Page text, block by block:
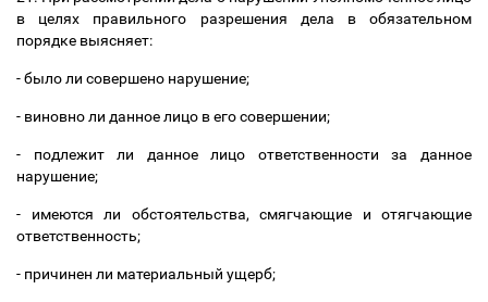
в целях правильного разрешения дела в обязательном
порядке выясняет:
- было ли совершено нарушение;
- виновно ли данное лицо в его совершении;
- подлежит ли данное лицо ответственности за данное
нарушение;
- имеются ли обстоятельства, смягчающие и отягчающие
ответственность;
- причинен ли материальный ущерб;